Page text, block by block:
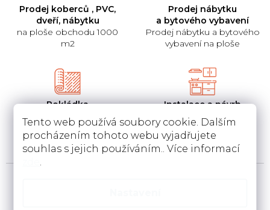
Tento web používá soubory cookie. Dalším
procházením tohoto webu vyjadřujete
souhlas s jejich používáním.. Více informací
Prodej koberců , PVC,
dveří, nábytku
na ploše obchodu 1000
m2
Prodej nábytku
a bytového vybavení
Prodej nábytku a bytového
vybavení na ploše
Pokládka
koberců a pvc
Pokládka a zamněření
podlahovin u Vás doma
Instalace a návrh
kuchyní
Návrh kuchyní v 3D a
instalace u Vás doma